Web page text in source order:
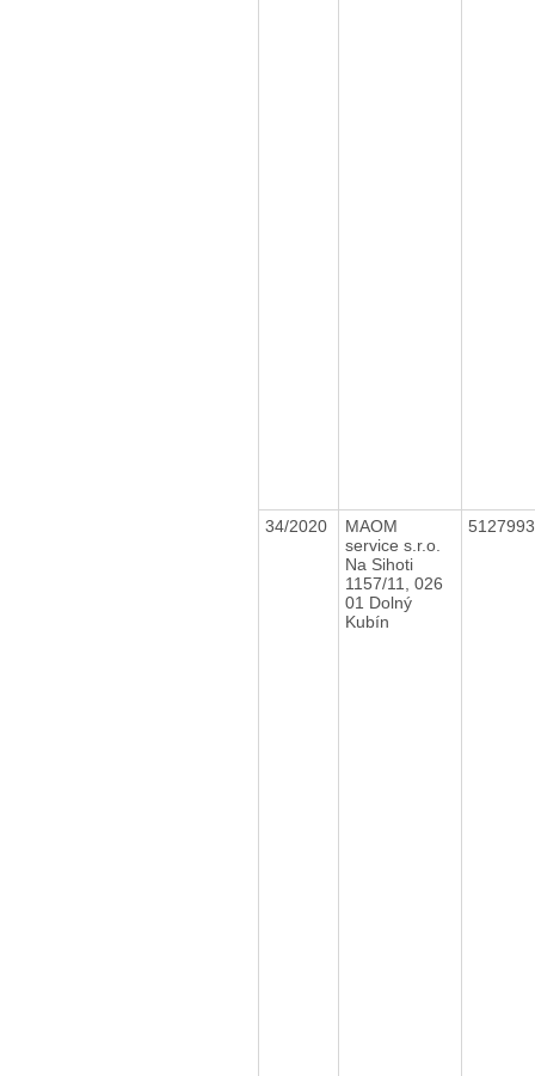
34/2020
MAOM
service s.r.o.
Na Sihoti
1157/11, 026
01 Dolný
Kubín